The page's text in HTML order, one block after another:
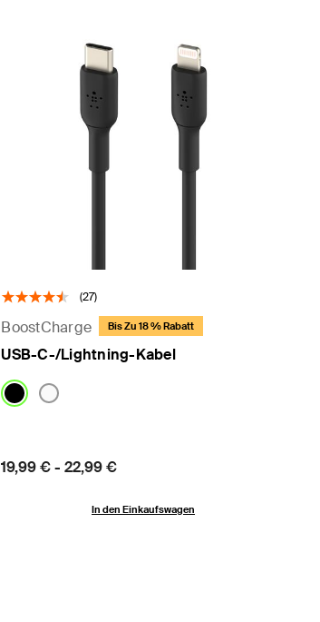
(27)
BoostCharge Bis Zu 18 % Rabatt
USB-C-/Lightning-Kabel
Price:
19,99 €-22,99 €
In den Einkaufswagen